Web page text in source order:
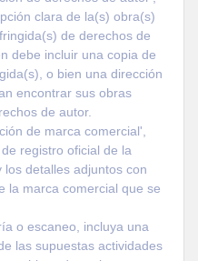
clara de la(s) obra(s)
de derechos de
debe incluir una copia de
o bien una dirección
encontrar sus obras
de autor.
de marca comercial',
registro oficial de la
los detalles adjuntos con
la marca comercial que se
o escaneo, incluya una
las supuestas actividades